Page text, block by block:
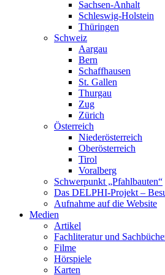
Sachsen-Anhalt
Schleswig-Holstein
Thüringen
Schweiz
Aargau
Bern
Schaffhausen
St. Gallen
Thurgau
Zug
Zürich
Österreich
Niederösterreich
Oberösterreich
Tirol
Voralberg
Schwerpunkt „Pfahlbauten“
Das DELPHI-Projekt –
Aufnahme auf die Website
Medien
Artikel
Fachliteratur und
Filme
Hörspiele
Karten